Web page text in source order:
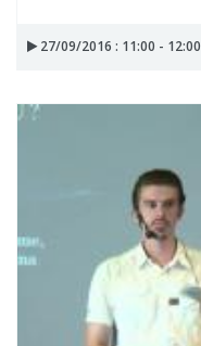
27/09/2016 : 11:00 - 12:00